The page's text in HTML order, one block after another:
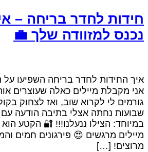
חידות לחדר בריחה –
נכנס למזוודה שלך 💼
איך החידות לחדר בריחה השפיעו
אני מקבלת מיילים כאלה שעוצרים
גורמים לי לקרוא שוב, ואז לצחוק
שבועות נחתה אצלי בתיבה הודעה
במיוחד: הצילו ננעלנו!!! 🔐 הקטע
מיילים מרגשים 😍 פירגונים חמים
מרוצים! […]